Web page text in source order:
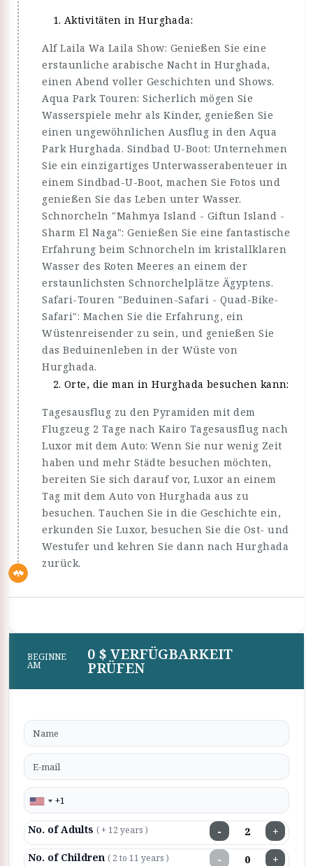
Aktivitäten in Hurghada:
Alf Laila Wa Laila Show: Genießen Sie eine
erstaunliche arabische Nacht in Hurghada,
einen Abend voller Geschichten und Shows.
Aqua Park Touren: Sicherlich mögen Sie
Wasserspiele mehr als Kinder, genießen Sie
einen ungewöhnlichen Ausflug in den Aqua
Park Hurghada. Sindbad U-Boot: Unternehmen
Sie ein einzigartiges Unterwasserabenteuer in
einem Sindbad-U-Boot, machen Sie Fotos und
genießen Sie das Leben unter Wasser.
Schnorcheln "Mahmya Island - Giftun Island -
Sharm El Naga": Genießen Sie eine fantastische
Erfahrung beim Schnorcheln im kristallklaren
Wasser des Roten Meeres an einem der
erstaunlichsten Schnorchelplätze Ägyptens.
Safari-Touren "Beduinen-Safari - Quad-Bike-
Safari": Machen Sie die Erfahrung, ein
Wüstenreisender zu sein, und genießen Sie
das Beduinenleben in der Wüste von
Hurghada.
Orte, die man in Hurghada besuchen kann:
Tagesausflug zu den Pyramiden mit dem
Flugzeug 2 Tage nach Kairo Tagesausflug nach
Luxor mit dem Auto: Wenn Sie nur wenig Zeit
haben und mehr Städte besuchen möchten,
bereiten Sie sich darauf vor, Luxor an einem
Tag mit dem Auto von Hurghada aus zu
besuchen. Tauchen Sie in die Geschichte ein,
erkunden Sie Luxor, besuchen Sie die Ost- und
Westufer und kehren Sie dann nach Hurghada
zurück.
BEGINNE
AM
0 $ VERFÜGBARKEIT
PRÜFEN
No. of Adults ( + 12 years ) − +
No. of Children ( 2 to 11 years ) − +